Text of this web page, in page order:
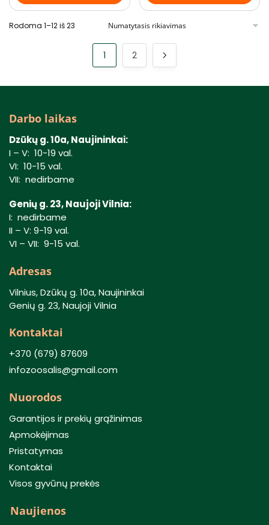
Rodoma 1–12 iš 23
1 2
Darbo laikas
Dzūkų g. 10a, Naujininkai:
I – V: 10-19 val.
VI: 10-15 val.
VII: nedirbame
Genių g. 23, Naujoji Vilnia:
I: nedirbame
II – V: 9-19 val.
VI – VII: 9-15 val.
Adresas
Vilnius, Dzūkų g. 10a, Naujininkai
Genių g. 23, Naujoji Vilnia
Kontaktai
+370 (679) 87609
infozoosalis@gmail.com
Nuorodos
Garantijos ir prekių grąžinimas
Apmokėjimas
Pristatymas
Kontaktai
Visos gyvūnų prekės
Naujienos